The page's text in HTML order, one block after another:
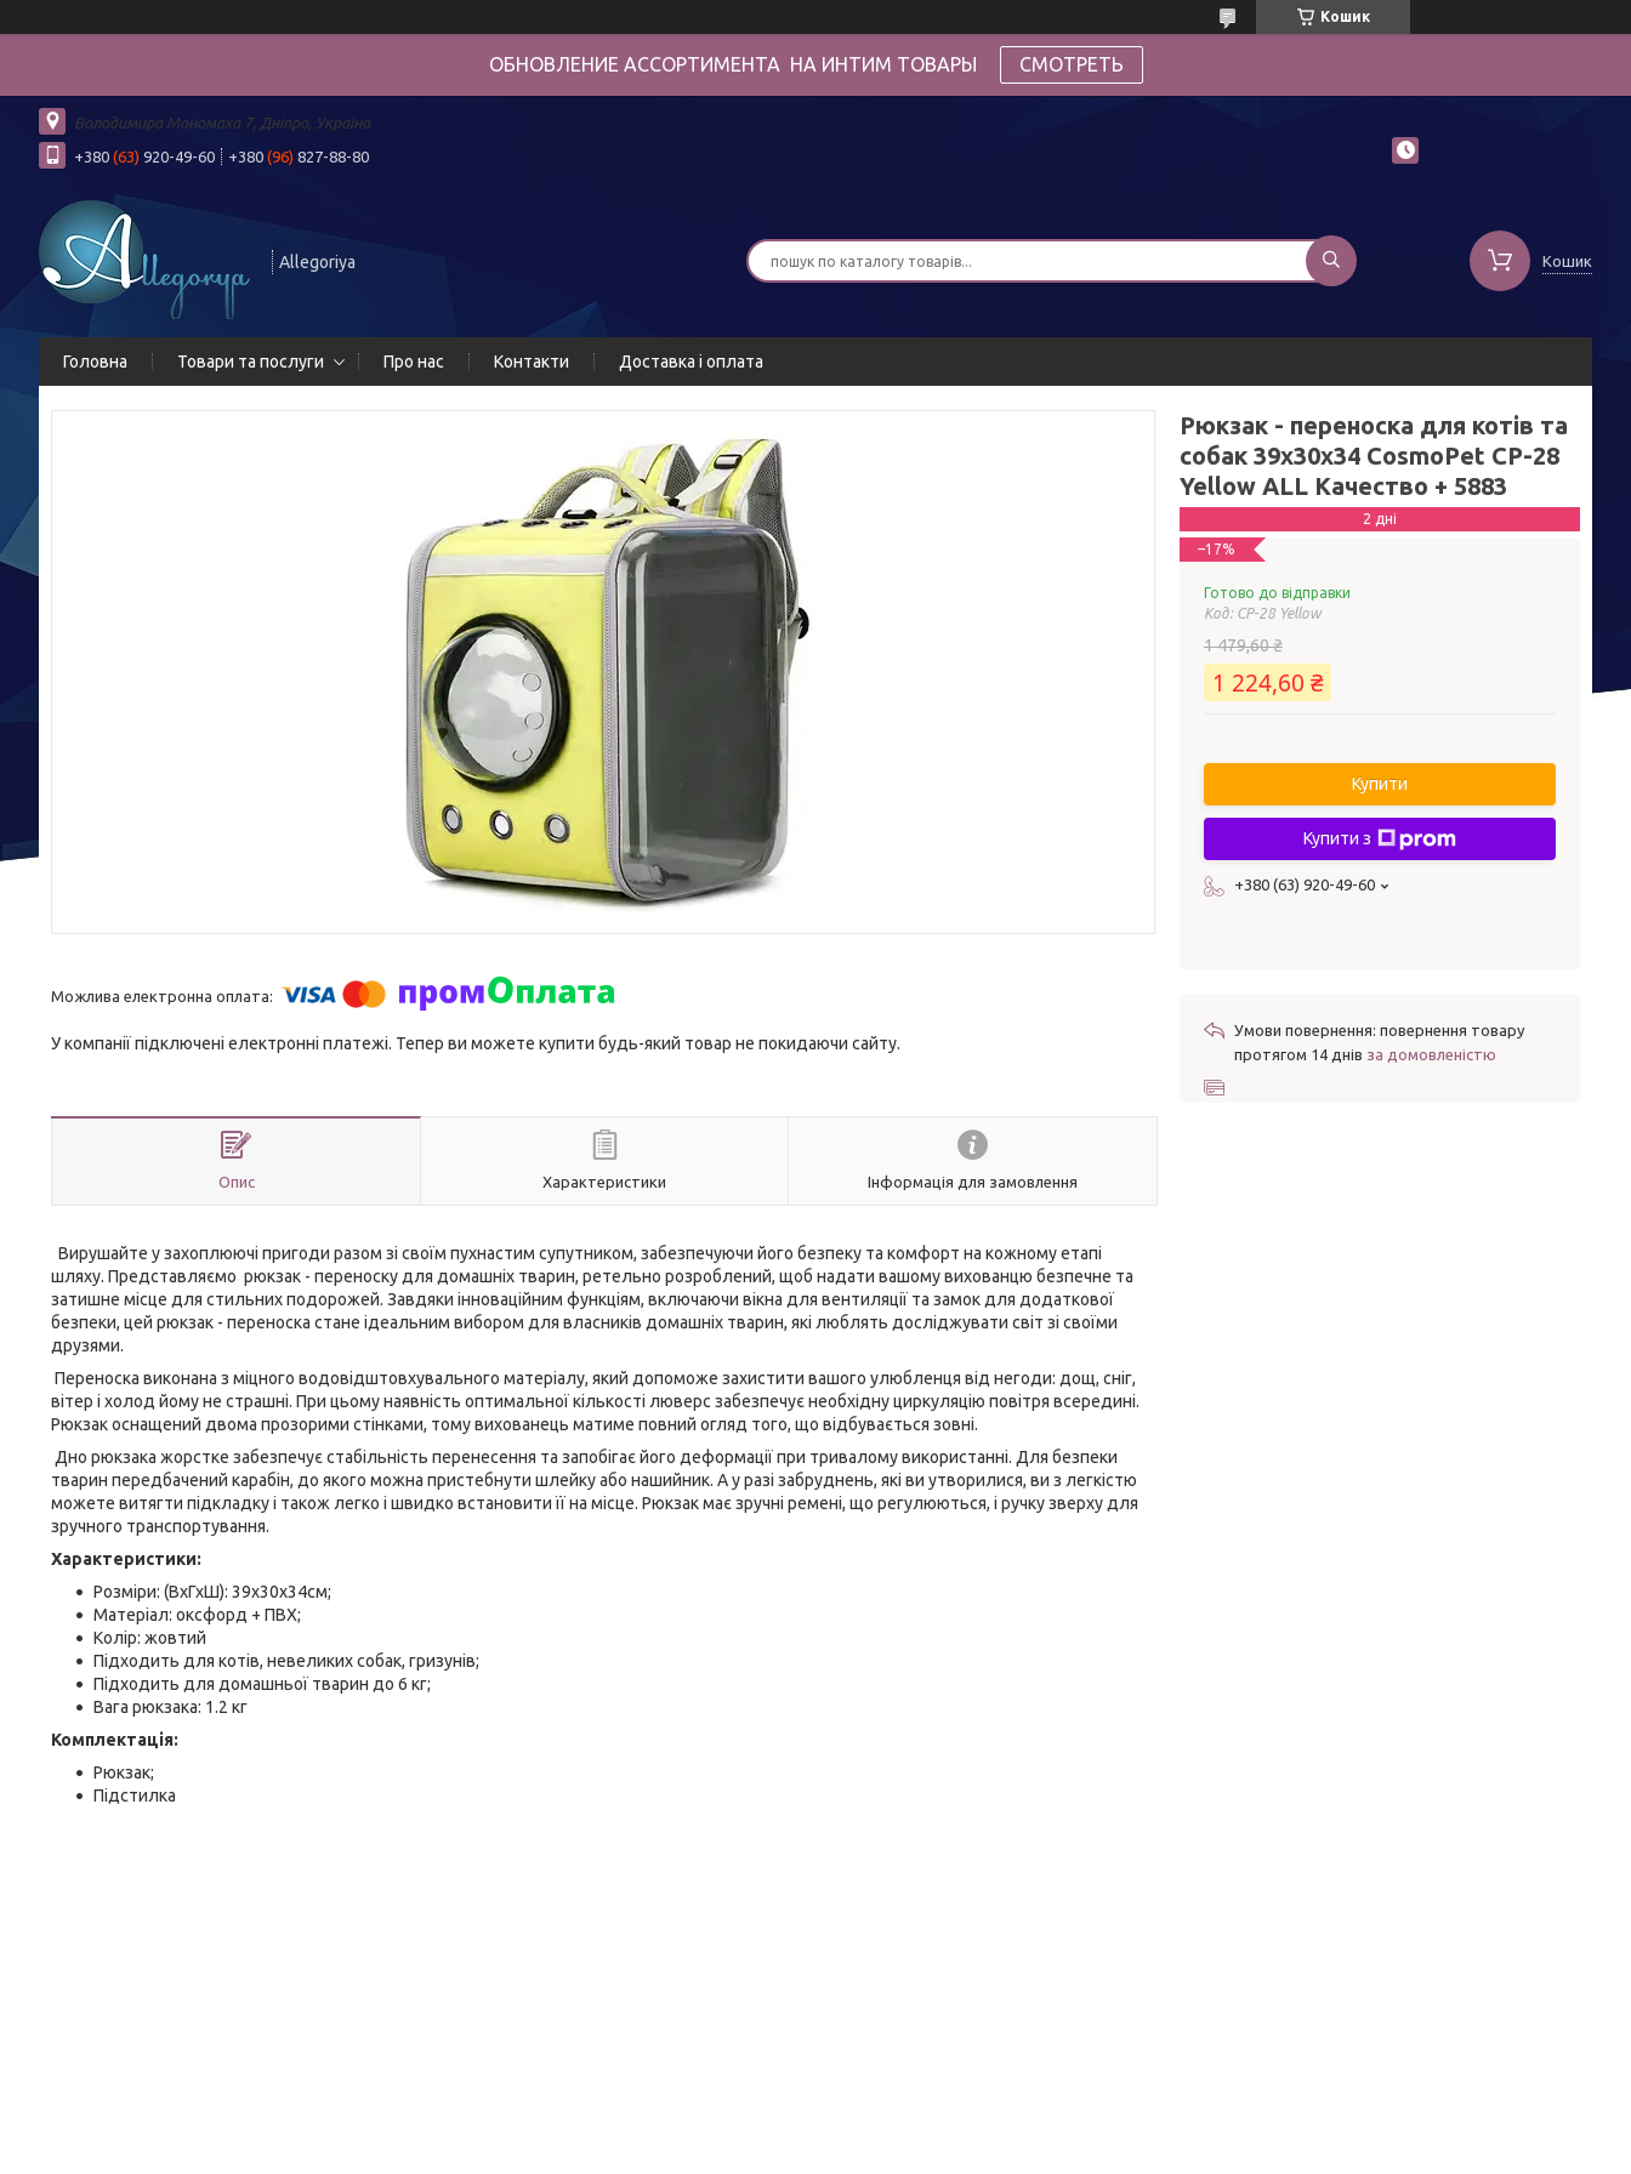
Кошик
ОБНОВЛЕНИЕ АССОРТИМЕНТА НА ИНТИМ ТОВАРЫ СМОТРЕТЬ
Володимира Мономаха 7, Дніпро, Україна
+380 (63) 920-49-60 +380 (96) 827-88-80
Allegoriya Кошик
Головна Товари та послуги Про нас Контакти Доставка і оплата
У компанії підключені електронні платежі. Тепер ви можете купити будь-який товар не покидаючи сайту.
Опис Характеристики Інформація для замовлення
Вирушайте у захоплюючі пригоди разом зі своїм пухнастим супутником, забезпечуючи його безпеку та комфорт на кожному етапі
шляху. Представляємо рюкзак - переноску для домашніх тварин, ретельно розроблений, щоб надати вашому вихованцю безпечне та
затишне місце для стильних подорожей. Завдяки інноваційним функціям, включаючи вікна для вентиляції та замок для додаткової
безпеки, цей рюкзак - переноска стане ідеальним вибором для власників домашніх тварин, які люблять досліджувати світ зі своїми
друзями.
Переноска виконана з міцного водовідштовхувального матеріалу, який допоможе захистити вашого улюбленця від негоди: дощ, сніг,
вітер і холод йому не страшні. При цьому наявність оптимальної кількості люверс забезпечує необхідну циркуляцію повітря всередині.
Рюкзак оснащений двома прозорими стінками, тому вихованець матиме повний огляд того, що відбувається зовні.
Дно рюкзака жорстке забезпечує стабільність перенесення та запобігає його деформації при тривалому використанні. Для безпеки
тварин передбачений карабін, до якого можна пристебнути шлейку або нашийник. А у разі забруднень, які ви утворилися, ви з легкістю
можете витягти підкладку і також легко і швидко встановити її на місце. Рюкзак має зручні ремені, що регулюються, і ручку зверху для
зручного транспортування.
Характеристики:
Розміри: (ВхГхШ): 39х30х34см;
Матеріал: оксфорд + ПВХ;
Колір: жовтий
Підходить для котів, невеликих собак, гризунів;
Підходить для домашньої тварин до 6 кг;
Вага рюкзака: 1.2 кг
Комплектація:
Рюкзак;
Підстилка
Рюкзак - переноска для котів та
собак 39х30х34 CosmoPet CP-28
Yellow ALL Качество + 5883
2 дні
–17%
Готово до відправки
Код: CP-28 Yellow
1 479,60 ₴
1 224,60 ₴
Купити
Купити з
+380 (63) 920-49-60
повернення товару
протягом 14 днів за домовленістю